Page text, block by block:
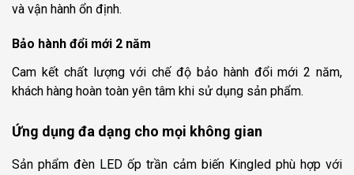
và vận hành ổn định.
Bảo hành đổi mới 2 năm
Cam kết chất lượng với chế độ bảo hành đổi mới 2 năm,
khách hàng hoàn toàn yên tâm khi sử dụng sản phẩm.
Ứng dụng đa dạng cho mọi không gian
Sản phẩm đèn LED ốp trần cảm biến Kingled phù hợp với